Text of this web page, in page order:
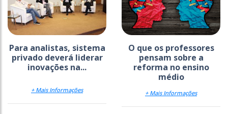
Para analistas, sistema
privado deverá liderar
inovações na...
+ Mais Informações
O que os professores
pensam sobre a
reforma no ensino
médio
+ Mais Informações